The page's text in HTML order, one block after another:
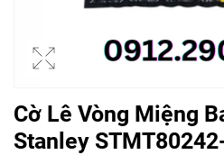
Cờ Lê Vòng Miệng
Stanley